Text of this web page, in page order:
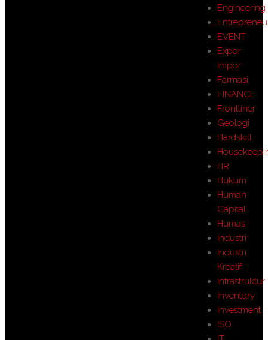
Engineering
EVENT
Expor
Impor
Farmasi
FINANCE
Frontliner
Geologi
Hardskill
HR
Hukum
Human
Capital
Humas
Industri
Industri
Kreatif
Infrastruktur
Inventory
Investment
ISO